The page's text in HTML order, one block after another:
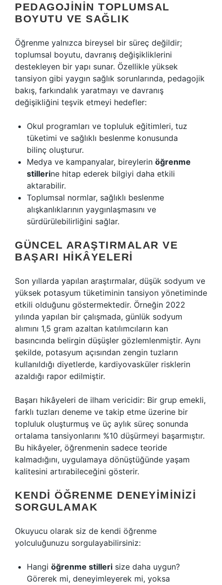
PEDAGOJININ TOPLUMSAL
BOYUTU VE SAĞLIK
Öğrenme yalnızca bireysel bir süreç değildir;
toplumsal boyutu, davranış değişikliklerini
destekleyen bir yapı sunar. Özellikle yüksek
tansiyon gibi yaygın sağlık sorunlarında, pedagojik
bakış, farkındalık yaratmayı ve davranış
değişikliğini teşvik etmeyi hedefler:
Okul programları ve topluluk eğitimleri, tuz
tüketimi ve sağlıklı beslenme konusunda
bilinç oluşturur.
Medya ve kampanyalar, bireylerin öğrenme
stillerine hitap ederek bilgiyi daha etkili
aktarabilir.
Toplumsal normlar, sağlıklı beslenme
alışkanlıklarının yaygınlaşmasını ve
sürdürülebilirliğini sağlar.
GÜNCEL ARAŞTIRMALAR VE
BAŞARI HIKÂYELERI
Son yıllarda yapılan araştırmalar, düşük sodyum ve
yüksek potasyum tüketiminin tansiyon yönetiminde
etkili olduğunu göstermektedir. Örneğin 2022
yılında yapılan bir çalışmada, günlük sodyum
alımını 1,5 gram azaltan katılımcıların kan
basıncında belirgin düşüşler gözlemlenmiştir. Aynı
şekilde, potasyum açısından zengin tuzların
kullanıldığı diyetlerde, kardiyovasküler risklerin
azaldığı rapor edilmiştir.
Başarı hikâyeleri de ilham vericidir: Bir grup emekli,
farklı tuzları deneme ve takip etme üzerine bir
topluluk oluşturmuş ve üç aylık süreç sonunda
ortalama tansiyonlarını %10 düşürmeyi başarmıştır.
Bu hikâyeler, öğrenmenin sadece teoride
kalmadığını, uygulamaya dönüştüğünde yaşam
kalitesini artırabileceğini gösterir.
KENDI ÖĞRENME DENEYIMINIZI
SORGULAMAK
Okuyucu olarak siz de kendi öğrenme
yolculuğunuzu sorgulayabilirsiniz:
Hangi öğrenme stilleri size daha uygun?
Görerek mi, deneyimleyerek mi, yoksa